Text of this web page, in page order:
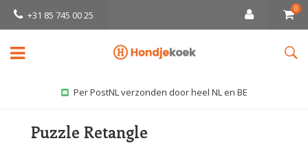
+31 85 745 00 25
0
Per PostNL verzonden door heel NL en BE
Puzzle Retangle